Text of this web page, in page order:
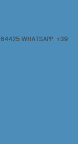
WHATSAPP: +39